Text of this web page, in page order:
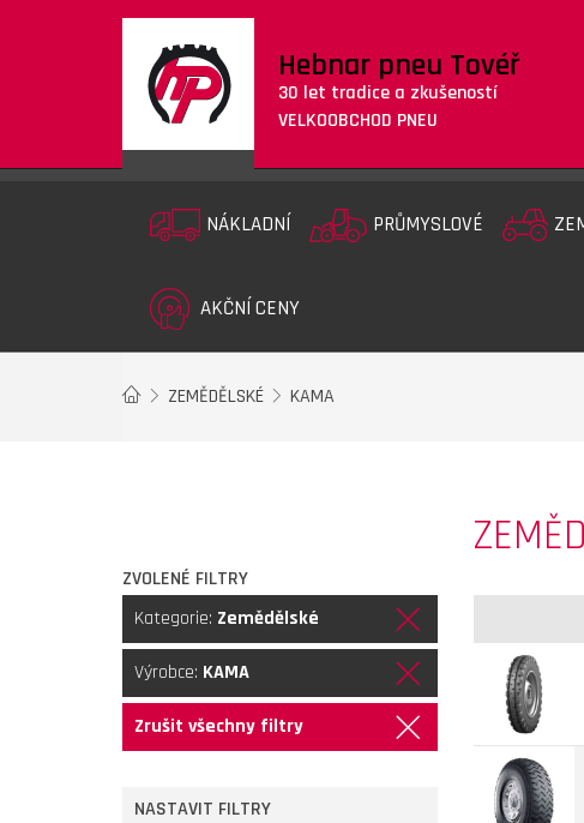
Hebnar pneu Tovéř
30 let tradice a zkušeností
VELKOOBCHOD PNEU
NÁKLADNÍ PRŮMYSLOVÉ
AKČNÍ CENY
ZEMĚDĚLSKÉ KAMA
ZVOLENÉ FILTRY
Kategorie: Zemědělské
Výrobce: KAMA
Zrušit všechny filtry
NASTAVIT FILTRY